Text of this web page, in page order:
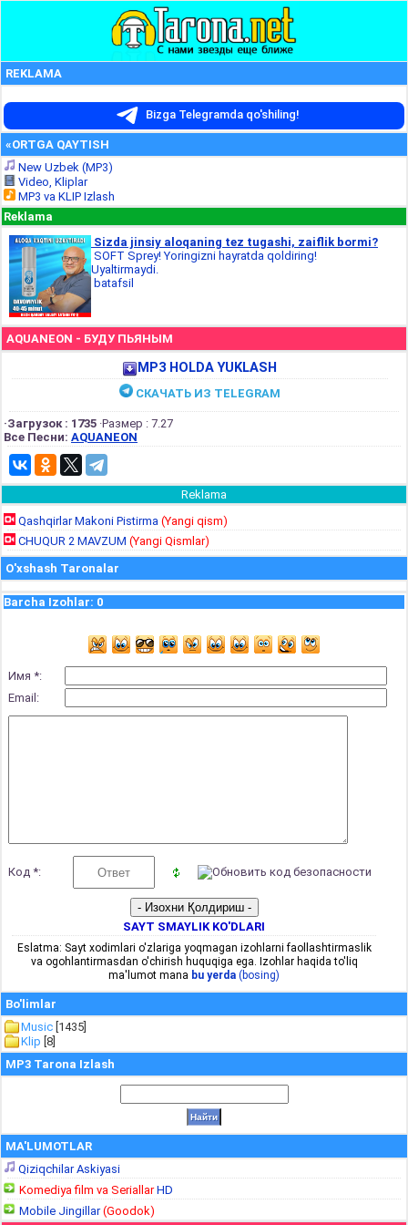
REKLAMA
Bizga Telegramda qo'shiling!
«ORTGA QAYTISH
New Uzbek (MP3)
Video, Kliplar
MP3 va KLIP Izlash
Reklama
Sizda jinsiy aloqaning tez tugashi, zaiflik bormi?
SOFT Sprey! Yoringizni hayratda qoldiring!
Uyaltirmaydi.
batafsil
AQUANEON - БУДУ ПЬЯНЫМ
MP3 HOLDA YUKLASH
СКАЧАТЬ ИЗ TELEGRAM
·Загрузок : 1735 ·Размер : 7.27
Все Песни: AQUANEON
Reklama
Qashqirlar Makoni Pistirma (Yangi qism)
CHUQUR 2 MAVZUM (Yangi Qismlar)
O'xshash Taronalar
Barcha Izohlar: 0
Имя *:
Email:
Код *:
SAYT SMAYLIK KO'DLARI
Eslatma: Sayt xodimlari o'zlariga yoqmagan izohlarni faollashtirmaslik
va ogohlantirmasdan o'chirish huquqiga ega. Izohlar haqida to'liq
ma'lumot mana bu yerda (bosing)
Bo'limlar
Music [1435]
Klip [8]
MP3 Tarona Izlash
MA'LUMOTLAR
Qiziqchilar Askiyasi
Komediya film va SeriallarHD
Mobile Jingillar(Goodok)